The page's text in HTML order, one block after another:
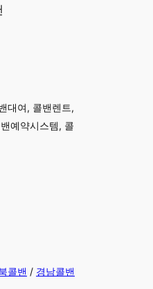
대여, 콜밴렌트,
예약시스템, 콜
콜밴 / 경남콜밴